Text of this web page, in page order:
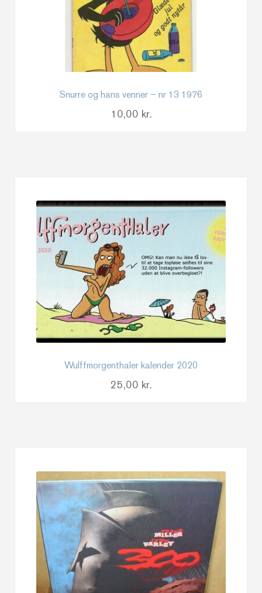
Snurre og hans venner – nr 13 1976
10,00 kr.
Wulffmorgenthaler kalender 2020
25,00 kr.